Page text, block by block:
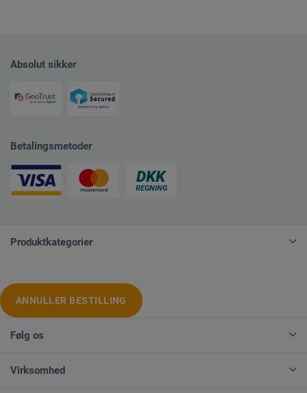
Absolut sikker
Betalingsmetoder
Produktkategorier
ANNULLER BESTILLING
Følg os
Virksomhed